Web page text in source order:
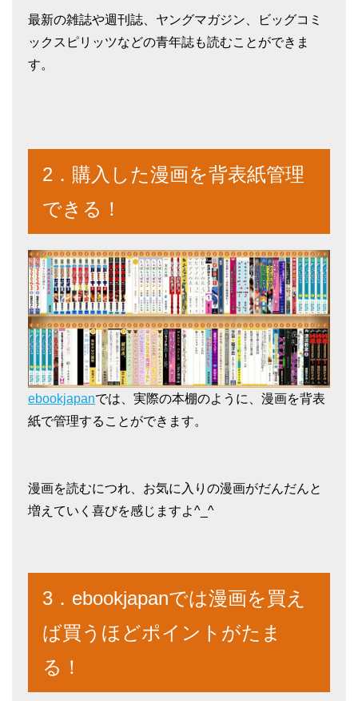
最新の雑誌や週刊誌、ヤングマガジン、ビッグコミ
ックスピリッツなどの青年誌も読むことができま
す。
2．購入した漫画を背表紙管理
できる！
ebookjapanでは、実際の本棚のように、漫画を背表
紙で管理することができます。
漫画を読むにつれ、お気に入りの漫画がだんだんと
増えていく喜びを感じますよ^_^
3．ebookjapanでは漫画を買え
ば買うほどポイントがたま
る！